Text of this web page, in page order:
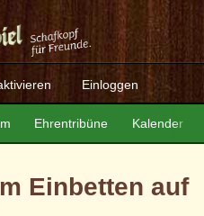
Einloggen
Ehrentribüne Kalender
Einbetten auf